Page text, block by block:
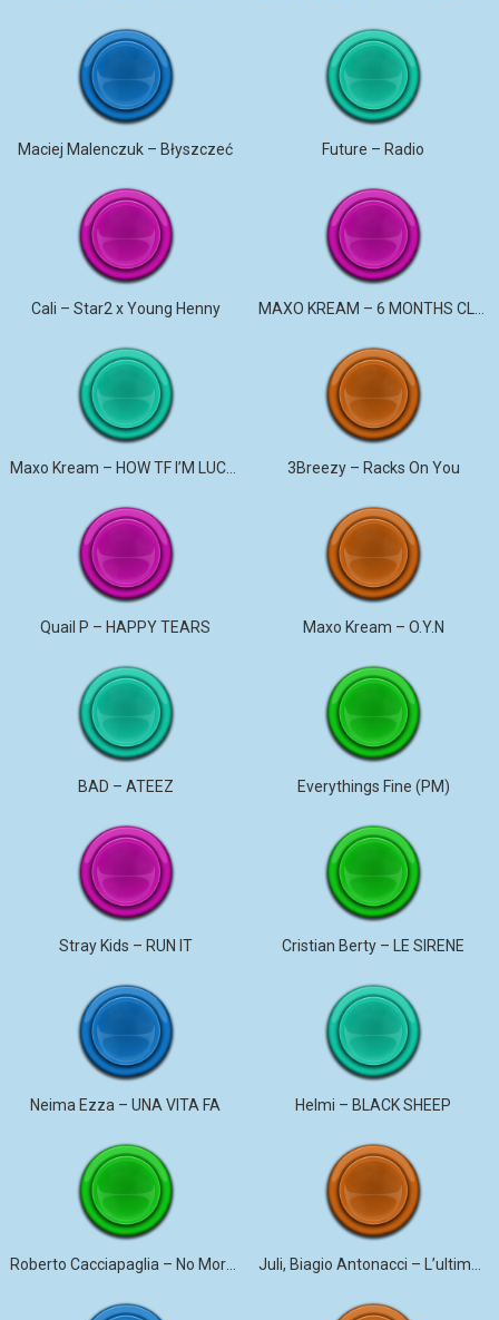
Maciej Malenczuk – Błyszczeć Future – Radio
Cali – Star2 x Young Henny
Maxo Kream – HOW TF I’M LUCKY 3Breezy – Racks On You
Quail P – HAPPY TEARS Maxo Kream – O.Y.N
BAD – ATEEZ Everythings Fine (PM)
Stray Kids – RUN IT Cristian Berty – LE SIRENE
Neima Ezza – UNA VITA FA Helmi – BLACK SHEEP
Roberto Cacciapaglia – No More Violence